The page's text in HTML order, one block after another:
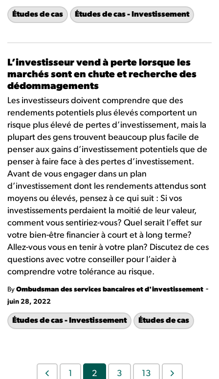
Études de cas Études de cas - Investissement
L’investisseur vend à perte lorsque les
marchés sont en chute et recherche des
dédommagements
Les investisseurs doivent comprendre que des
rendements potentiels plus élevés comportent un
risque plus élevé de pertes d’investissement, mais la
plupart des gens trouvent beaucoup plus facile de
penser aux gains d’investissement potentiels que de
penser à faire face à des pertes d’investissement.
Avant de vous engager dans un plan
d’investissement dont les rendements attendus sont
moyens ou élevés, pensez à ce qui suit : Si vos
investissements perdaient la moitié de leur valeur,
comment vous sentiriez-vous? Quel serait l’effet sur
votre bien-être financier à court et à long terme?
Allez-vous vous en tenir à votre plan? Discutez de ces
questions avec votre conseiller pour l’aider à
comprendre votre tolérance au risque.
By Ombudsman des services bancaires et d'investissement -
juin 28, 2022
Études de cas - Investissement Études de cas
1 2 3 13